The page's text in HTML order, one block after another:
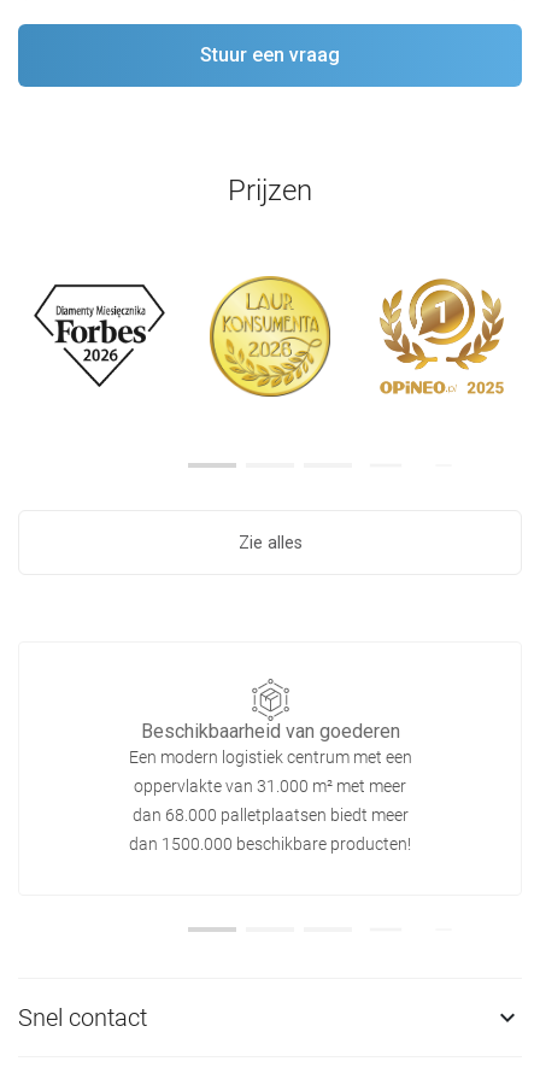
Prijzen
Zie alles
Beschikbaarheid van goederen
Een modern logistiek centrum met een
oppervlakte van 31.000 m² met meer
dan 68.000 palletplaatsen biedt meer
dan 1500.000 beschikbare producten!
Snel contact 